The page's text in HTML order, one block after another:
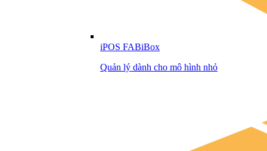
iPOS FABiBox
Quản lý dành cho mô hình nhỏ